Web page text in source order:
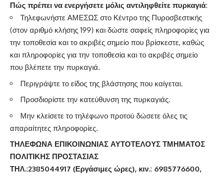
Πώς πρέπει να ενεργήσετε μόλις αντιληφθείτε πυρκαγιά:
Τηλεφωνήστε ΑΜΕΣΩΣ στο Κέντρο της Πυροσβεστικής
(στον αριθμό κλήσης 199) και δώστε σαφείς πληροφορίες για
την τοποθεσία και το ακριβές σημείο που βρίσκεστε, καθώς
και πληροφορίες για την τοποθεσία και το ακριβές σημείο
που βλέπετε την πυρκαγιά.
Περιγράψτε το είδος της βλάστησης που καίγεται.
Προσδιορίστε την κατεύθυνση της πυρκαγιάς.
Μην κλείσετε το τηλέφωνο προτού δώσετε όλες τις
απαραίτητες πληροφορίες.
ΤΗΛΕΦΩΝΑ ΕΠΙΚΟΙΝΩΝΙΑΣ ΑΥΤΟΤΕΛΟΥΣ ΤΜΗΜΑΤΟΣ
ΠΟΛΙΤΙΚΗΣ ΠΡΟΣΤΑΣΙΑΣ
ΤΗΛ.:2385044917 (Εργάσιμες ώρες), κιν.: 6985776600,